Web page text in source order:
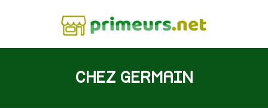
CHEZ GERMAIN